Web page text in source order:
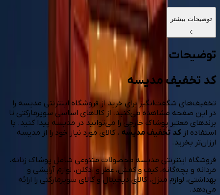
توضیحات بیشتر
توضیحات
کد تخفیف مدیسه
تخفیف‌های شگفت‌انگیز برای خرید از فروشگاه اینترنتی مدیسه را
در این صفحه مشاهده می‌کنید. از کالاهای اساسی سوپرمارکتی تا
برندهای معتبر پوشاک خارجی را می‌توانید در مدیسه پیدا کنید. با
استفاده از کد تخفیف مدیسه ، کالای مورد نیاز خود را از مدیسه
ارزان‌تر بخرید.
فروشگاه اینترنتی مدیسه محصولات متنوعی شامل پوشاک زنانه،
مردانه و بچه‌گانه، کیف و کفش، عطر و ادکلن، لوازم آرایشی و
بهداشتی، لوازم منزل، کالای دیجیتال و کالای سوپرمارکتی را ارائه
می‌دهد.